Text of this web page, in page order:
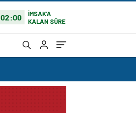
02:00
İMSAK'A
KALAN SÜRE